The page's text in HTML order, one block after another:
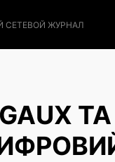
СЕТЕВОЙ ЖУРНАЛ